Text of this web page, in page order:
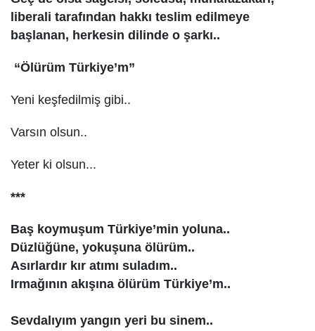
liberali tarafından hakkı teslim edilmeye
başlanan, herkesin dilinde o şarkı..
“Ölürüm Türkiye’m”
Yeni keşfedilmiş gibi..
Varsın olsun..
Yeter ki olsun...
***
Baş koymuşum Türkiye’min yoluna..
Düzlüğüne, yokuşuna ölürüm..
Asırlardır kır atımı suladım..
Irmağının akışına ölürüm Türkiye’m..
Sevdalıyım yangın yeri bu sinem..